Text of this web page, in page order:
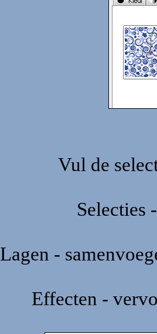
Vul de
Selecties
Lagen -
Effecten -